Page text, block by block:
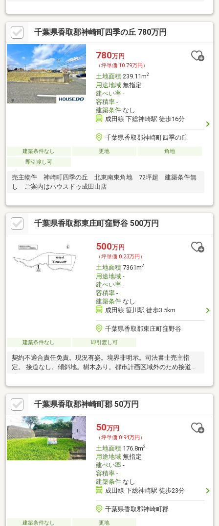
千葉県香取郡神崎町四季の丘 780万円
780万円
（坪単価:10.79万円）
土地面積239.11m2
用途地域無指定
建ぺい率-
容積率-
建築条件なし
成田線 下総神崎駅 徒歩16分
千葉県香取郡神崎町四季の丘
建築条件なし 更地
角地
即引渡し可
売主物件 神崎町四季の丘 北東南東角地 72坪超 建築条件無
し ご案内はハウスドゥ成田山店
千葉県香取郡東庄町窪野谷 500万円
500万円
（坪単価:0.23万円）
土地面積7361m2
用途地域-
建ぺい率-
容積率-
建築条件なし
成田線 笹川駅 徒歩3.5km
千葉県香取郡東庄町窪野谷
建築条件なし 即引渡し可
契約不適合責任免責。現況有姿。境界非明示。司法書士売主指
定。 接道なし。傾斜地。樹木あり。都市計画区域外のため接道義
務はありません。
千葉県香取郡神崎町郡 50万円
50万円
（坪単価:0.94万円）
土地面積176.8m2
用途地域無指定
建ぺい率-
容積率-
建築条件なし
成田線 下総神崎駅 徒歩23分
千葉県香取郡神崎町郡
建築条件なし 更地